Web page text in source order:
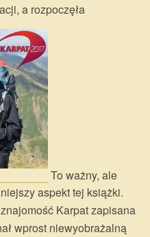
a rozpoczęła
To ważny, ale
aspekt tej książki.
Karpat zapisana
wprost niewyobrażalną